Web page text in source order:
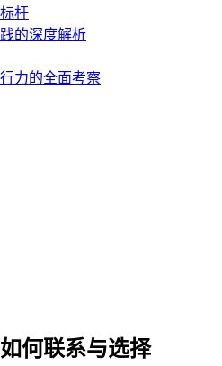
杆
的深度解析
力的全面考察
何联系与选择